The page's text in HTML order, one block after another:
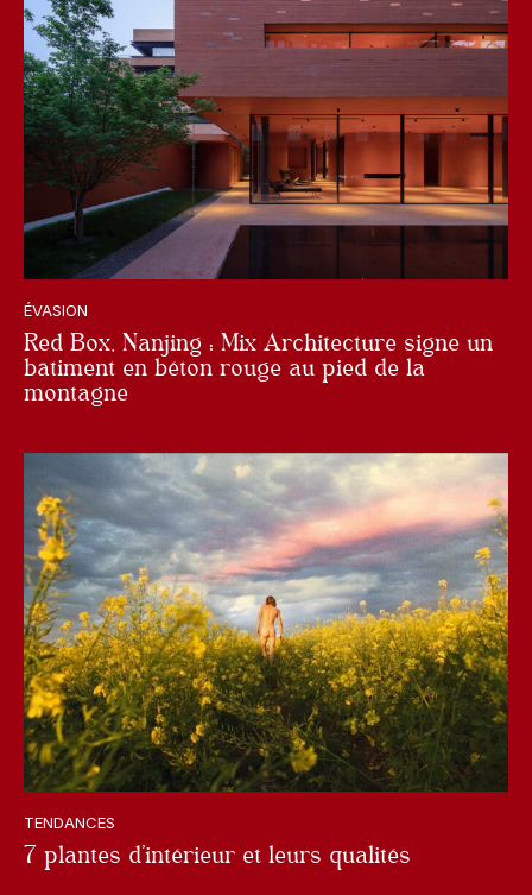
ÉVASION
Red Box, Nanjing : Mix Architecture signe un
bâtiment en béton rouge au pied de la
montagne
TENDANCES
7 plantes d’intérieur et leurs qualités